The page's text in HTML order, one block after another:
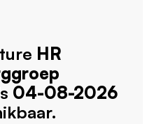
HR
04-08-2026